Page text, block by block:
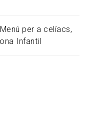
Menú per a celíacs
Infantil